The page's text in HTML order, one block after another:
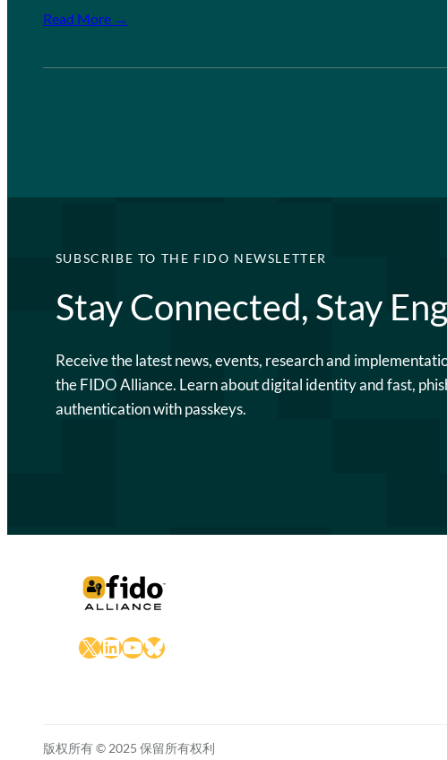
Read More →
SUBSCRIBE TO THE FIDO NEWSLETTER
Stay Connected, Stay
Receive the latest news, events, research and
the FIDO Alliance. Learn about digital identity and fast,
authentication with passkeys.
X LinkedIn
YouTube
Bluesky
版权所有 © 2025 保留所有权利